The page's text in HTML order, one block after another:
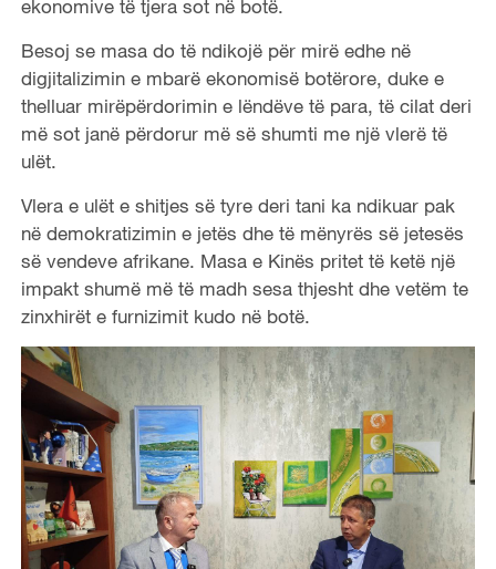
ekonomive të tjera sot në botë.
Besoj se masa do të ndikojë për mirë edhe në
digjitalizimin e mbarë ekonomisë botërore, duke e
thelluar mirëpërdorimin e lëndëve të para, të cilat deri
më sot janë përdorur më së shumti me një vlerë të
ulët.
Vlera e ulët e shitjes së tyre deri tani ka ndikuar pak
në demokratizimin e jetës dhe të mënyrës së jetesës
së vendeve afrikane. Masa e Kinës pritet të ketë një
impakt shumë më të madh sesa thjesht dhe vetëm te
zinxhirët e furnizimit kudo në botë.